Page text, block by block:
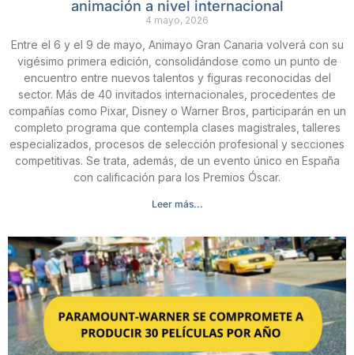
animación a nivel internacional
4 mayo, 2026
Entre el 6 y el 9 de mayo, Animayo Gran Canaria volverá con su
vigésimo primera edición, consolidándose como un punto de
encuentro entre nuevos talentos y figuras reconocidas del
sector. Más de 40 invitados internacionales, procedentes de
compañías como Pixar, Disney o Warner Bros, participarán en un
completo programa que contempla clases magistrales, talleres
especializados, procesos de selección profesional y secciones
competitivas. Se trata, además, de un evento único en España
con calificación para los Premios Óscar.
Leer más...